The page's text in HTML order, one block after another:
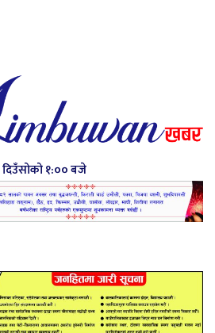
दिउँसोको १:०० बजे